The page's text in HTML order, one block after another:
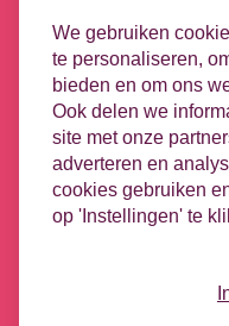
Koppelingen
DULT
Google
Microsoft
HR-koppeling
We gebruiken
te personaliseren,
bieden en om ons
Ook delen we
site met onze
adverteren en
cookies gebruiken
op 'Instellingen' te